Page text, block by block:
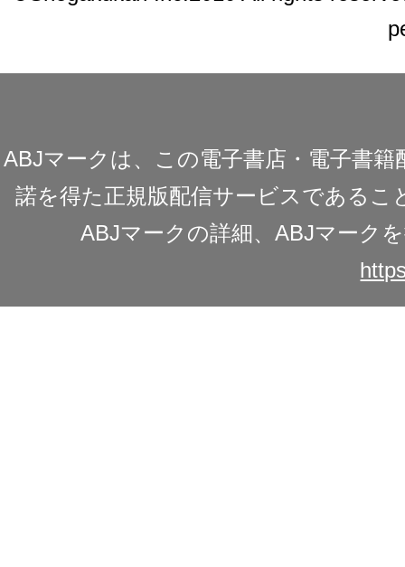
ABJマークは、この電子書店・電子書
諾を得た正規版配信サービスであるこ
ABJマークの詳細、ABJマーク